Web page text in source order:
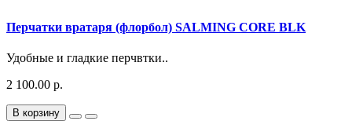
Перчатки вратаря (флорбол) SALMING CORE BLK
Удобные и гладкие перчвтки..
2 100.00 р.
В корзину